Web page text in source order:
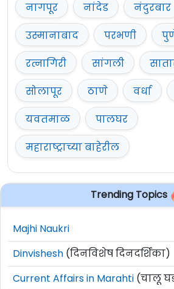
नागपूर
नांदेड नंदुरबार
उस्मानाबाद
परभणी
रत्नागिरी
सांगली
सोलापूर
ठाणे वर्धा
यवतमाळ
पालघर
महाराष्ट्राच्या बाहेरील
Trending Topics
Majhi Naukri
Dinvishesh (दिनविशेष दिनदर्शिका)
Current Affairs in Marahti (चालू